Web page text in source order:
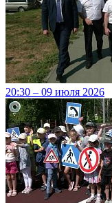
20:30 – 09 июля 2026